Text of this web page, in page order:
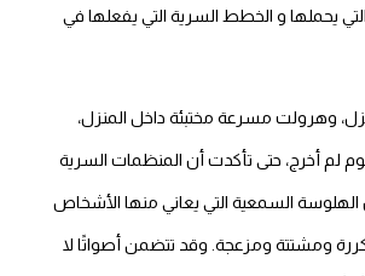
يحملها و الخطط السرية التي يفعلها في
وهرولت مسرعة مختبئة داخل المنزل،
لم أخرج، حتى تأكدت أن المنظمات السرية
الهلوسة السمعية التي يعاني منها الأشخاص
ومشتتة ومزعجة. وقد تتضمن أصواتًا لا